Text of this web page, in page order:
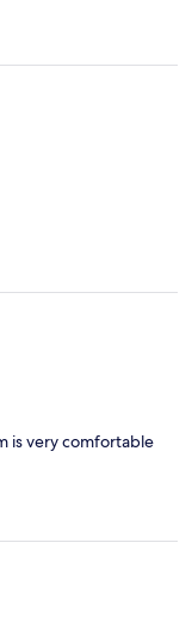
is very comfortable